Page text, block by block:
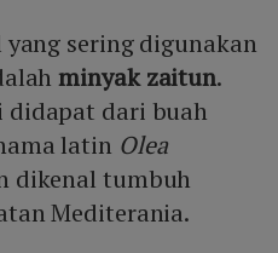
sering digunakan
minyak zaitun.
didapat dari buah
latin Olea
dikenal tumbuh
Mediterania.